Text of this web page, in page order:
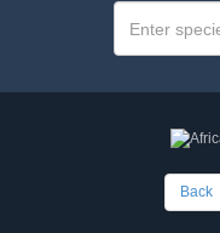
Back